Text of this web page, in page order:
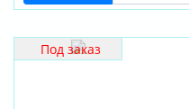
Под заказ